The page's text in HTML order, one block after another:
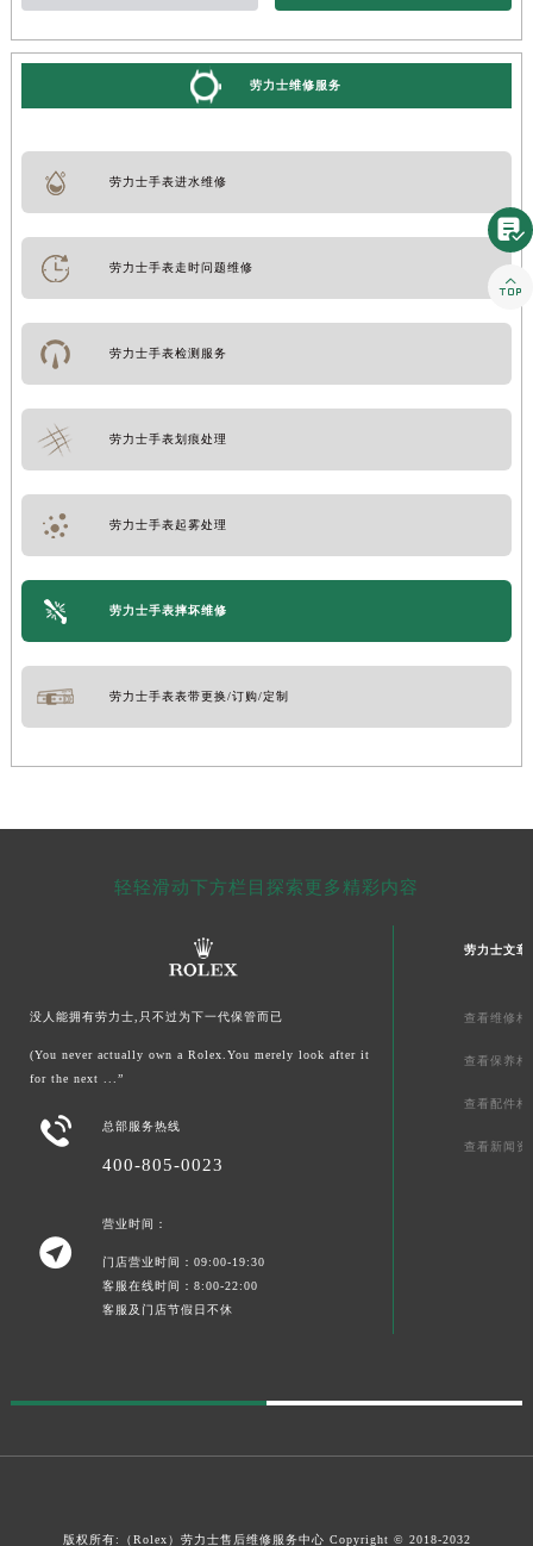
劳力士维修服务
劳力士手表进水维修
劳力士手表走时问题维修
劳力士手表检测服务
劳力士手表划痕处理
劳力士手表起雾处理
劳力士手表摔坏维修
劳力士手表表带更换/订购/定制
轻轻滑动下方栏目探索更多精彩内容
没人能拥有劳力士,只不过为下一代保管而已
(You never actually own a Rolex.You merely look after it
for the next ...”
 总部服务热线
400-805-0023

营业时间：
门店营业时间：09:00-19:30
客服在线时间：8:00-22:00
客服及门店节假日不休
劳力士文章
查看维修相
查看保养相
查看配件相
查看新闻资
版权所有:（Rolex） 劳力士售后维修服务中心 Copyright © 2018-2032

